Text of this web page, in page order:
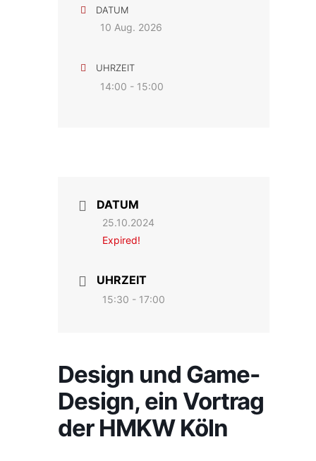
DATUM
10 Aug. 2026
UHRZEIT
14:00 - 15:00
DATUM
25.10.2024
Expired!
UHRZEIT
15:30 - 17:00
Design und Game-
Design, ein Vortrag
der HMKW Köln